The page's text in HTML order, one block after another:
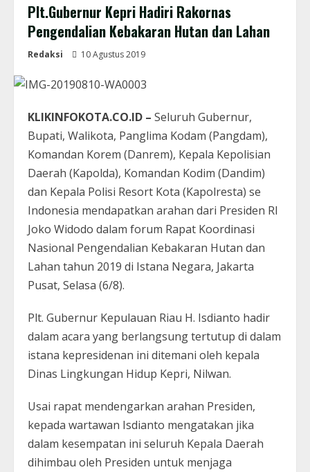
Plt.Gubernur Kepri Hadiri Rakornas
Pengendalian Kebakaran Hutan dan Lahan
Redaksi 10 Agustus 2019
KLIKINFOKOTA.CO.ID – Seluruh Gubernur,
Bupati, Walikota, Panglima Kodam (Pangdam),
Komandan Korem (Danrem), Kepala Kepolisian
Daerah (Kapolda), Komandan Kodim (Dandim)
dan Kepala Polisi Resort Kota (Kapolresta) se
Indonesia mendapatkan arahan dari Presiden RI
Joko Widodo dalam forum Rapat Koordinasi
Nasional Pengendalian Kebakaran Hutan dan
Lahan tahun 2019 di Istana Negara, Jakarta
Pusat, Selasa (6/8).
Plt. Gubernur Kepulauan Riau H. Isdianto hadir
dalam acara yang berlangsung tertutup di dalam
istana kepresidenan ini ditemani oleh kepala
Dinas Lingkungan Hidup Kepri, Nilwan.
Usai rapat mendengarkan arahan Presiden,
kepada wartawan Isdianto mengatakan jika
dalam kesempatan ini seluruh Kepala Daerah
dihimbau oleh Presiden untuk menjaga